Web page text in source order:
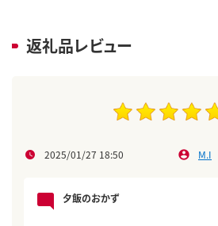
返礼品レビュー
2025/01/27 18:50 M.I
夕飯のおかず